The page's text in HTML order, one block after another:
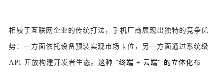
相较于互联网企业的传统打法，手机厂商展现出独特的竞争优
势：一方面依托设备预装实现市场卡位，另一方面通过系统级
API 开放构建开发者生态。 这种 "终端 + 云端" 的立体化布